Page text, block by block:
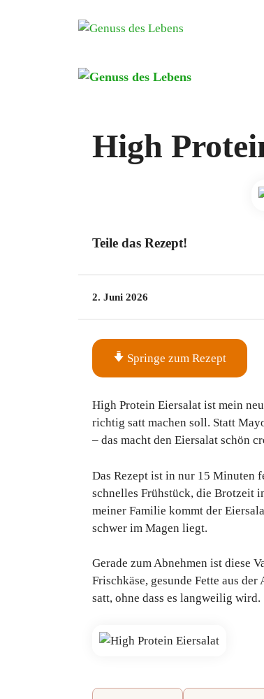
High
Teile das Rezept!
2. Juni 2026
Springe zum Rezept
High Protein Eiersalat ist mein
richtig satt machen soll. Statt
– das macht den Eiersalat schön
Das Rezept ist in nur 15 Minuten
schnelles Frühstück, die Brotzeit
meiner Familie kommt der
schwer im Magen liegt.
Gerade zum Abnehmen ist diese
Frischkäse, gesunde Fette aus
satt, ohne dass es langweilig wird.